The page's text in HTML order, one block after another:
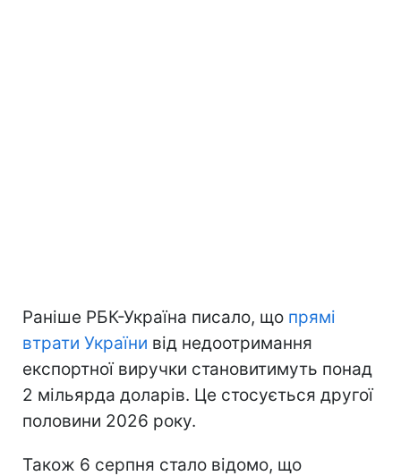
Раніше РБК-Україна писало, що прямі
втрати України від недоотримання
експортної виручки становитимуть понад
2 мільярда доларів. Це стосується другої
половини 2026 року.
Також 6 серпня стало відомо, що